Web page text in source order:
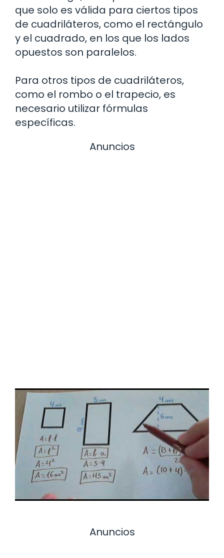
que solo es válida para ciertos tipos
de cuadriláteros, como el rectángulo
y el cuadrado, en los que los lados
opuestos son paralelos.
Para otros tipos de cuadriláteros,
como el rombo o el trapecio, es
necesario utilizar fórmulas
específicas.
Anuncios
Anuncios